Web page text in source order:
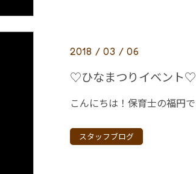
2018 / 03 / 06
♡ひなまつりイベント♡
スタッフブログ